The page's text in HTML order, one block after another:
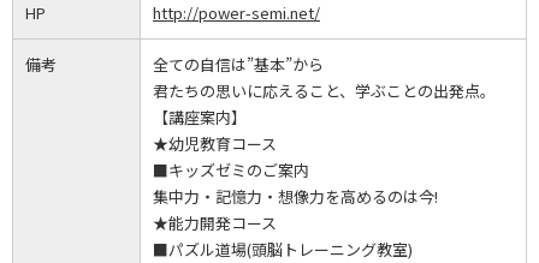
HP http://power-semi.net/
備考
全ての自信は”基本”から
君たちの思いに応えること、学ぶことの出発点。
【講座案内】
★幼児教育コース
■キッズゼミのご案内
集中力・記憶力・想像力を高めるのは今!
★能力開発コース
■パズル道場(頭脳トレーニング教室)